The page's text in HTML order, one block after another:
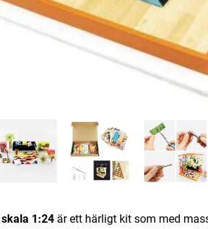
1:24 är ett härligt kit som med